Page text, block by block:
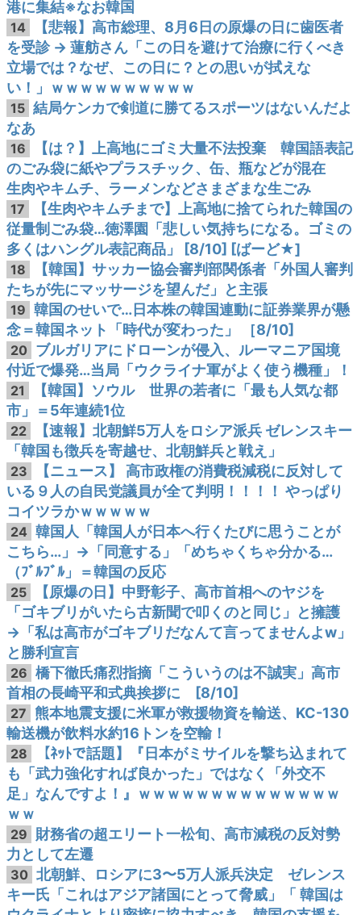
港に集結※なお韓国
14
【悲報】高市総理、8月6日の原爆の日に歯医者
を受診 → 蓮舫さん「この日を避けて治療に行くべき
立場では？なぜ、この日に？との思いが拭えな
い！」ｗｗｗｗｗｗｗｗｗｗ
15 結局ケンカで剣道に勝てるスポーツはないんだよ
なあ
16
【は？】上高地にゴミ大量不法投棄 韓国語表記
のごみ袋に紙やプラスチック、缶、瓶などが混在
生肉やキムチ、ラーメンなどさまざまな生ごみ
17
【生肉やキムチまで】上高地に捨てられた韓国の
従量制ごみ袋…徳澤園「悲しい気持ちになる。ゴミの
多くはハングル表記商品」 [8/10] [ばーど★]
18
【韓国】サッカー協会審判部関係者「外国人審判
たちが先にマッサージを望んだ」と主張
19 韓国のせいで…日本株の韓国連動に証券業界が懸
念＝韓国ネット「時代が変わった」 ［8/10]
20 ブルガリアにドローンが侵入、ルーマニア国境
付近で爆発…当局「ウクライナ軍がよく使う機種」！
21
【韓国】ソウル 世界の若者に「最も人気な都
市」＝5年連続1位
22
【速報】北朝鮮5万人をロシア派兵 ゼレンスキー
「韓国も徴兵を寄越せ、北朝鮮兵と戦え」
23
【ニュース】 高市政権の消費税減税に反対して
いる９人の自民党議員が全て判明！！！！ やっぱり
コイツラかｗｗｗｗｗ
24 韓国人「韓国人が日本へ行くたびに思うことが
こちら…」→「同意する」「めちゃくちゃ分かる…
（ﾌﾞﾙﾌﾞﾙ」＝韓国の反応
25
【原爆の日】中野彰子、高市首相へのヤジを
「ゴキブリがいたら古新聞で叩くのと同じ」と擁護
→「私は高市がゴキブリだなんて言ってませんよw」
と勝利宣言
26 橋下徹氏痛烈指摘「こういうのは不誠実」高市
首相の長崎平和式典挨拶に [8/10]
27 熊本地震支援に米軍が救援物資を輸送、KC-130
輸送機が飲料水約16トンを空輸！
28
【ﾈｯﾄで話題】『日本がミサイルを撃ち込まれて
も「武力強化すれば良かった」ではなく「外交不
足」なんですよ！』ｗｗｗｗｗｗｗｗｗｗｗｗｗｗ
ｗｗ
29 財務省の超エリート一松旬、高市減税の反対勢
力として左遷
30 北朝鮮、ロシアに3〜5万人派兵決定 ゼレンス
キー氏「これはアジア諸国にとって脅威」「 韓国は